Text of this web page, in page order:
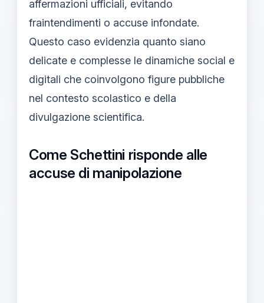
affermazioni ufficiali, evitando
fraintendimenti o accuse infondate.
Questo caso evidenzia quanto siano
delicate e complesse le dinamiche social e
digitali che coinvolgono figure pubbliche
nel contesto scolastico e della
divulgazione scientifica.
Come Schettini risponde alle
accuse di manipolazione